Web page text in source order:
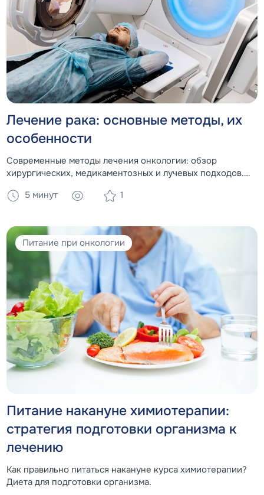
Лечение рака: основные методы, их
особенности
Современные методы лечения онкологии: обзор
хирургических, медикаментозных и лучевых подходов.
5 минут 1
Питание при онкологии
Питание накануне химиотерапии:
стратегия подготовки организма к
лечению
Как правильно питаться накануне курса химиотерапии?
Диета для подготовки организма.